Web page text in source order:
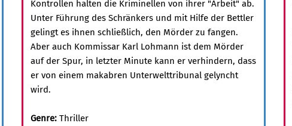
Kontrollen halten die Kriminellen von ihrer "Arbeit" ab.
Unter Führung des Schränkers und mit Hilfe der Bettler
gelingt es ihnen schließlich, den Mörder zu fangen.
Aber auch Kommissar Karl Lohmann ist dem Mörder
auf der Spur, in letzter Minute kann er verhindern, dass
er von einem makabren Unterwelttribunal gelyncht
wird.
Genre: Thriller